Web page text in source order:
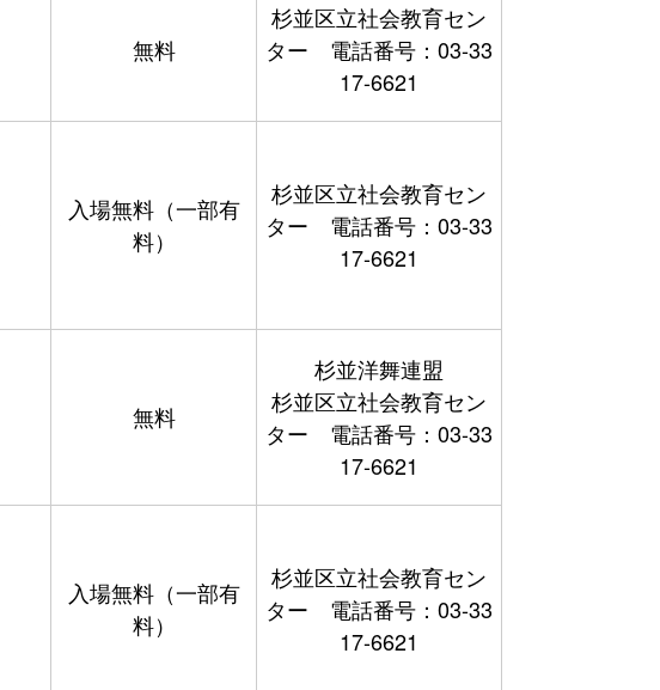
無料
杉並区立社会教育セン
ター 電話番号：03-33
17-6621
入場無料（一部有
料）
杉並区立社会教育セン
ター 電話番号：03-33
17-6621
無料
杉並洋舞連盟
杉並区立社会教育セン
ター 電話番号：03-33
17-6621
入場無料（一部有
料）
杉並区立社会教育セン
ター 電話番号：03-33
17-6621